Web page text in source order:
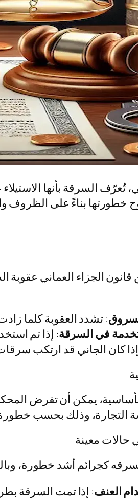
تُعرّف السرقة بأنها
خطورتها بناءً على الظروف
المادة 288 من قانون الجزاء
: تشدد العقوبة كلما
في السرقة: إذا تم
كان الجاني قد ارتكب
يمكن أن تفرض
التجارة، وذلك بحسب خطورة
كجرائم أشد خطورة،
العنف: إذا تمت السرقة